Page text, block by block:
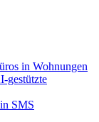
in Wohnungen
gestützte
SMS